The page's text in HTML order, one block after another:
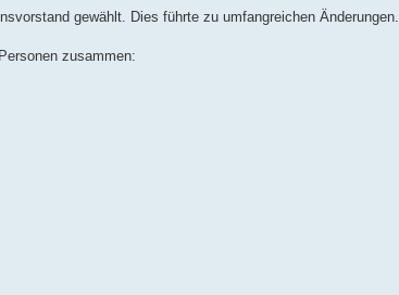
gewählt. Dies führte zu umfangreichen Änderungen.
zusammen: